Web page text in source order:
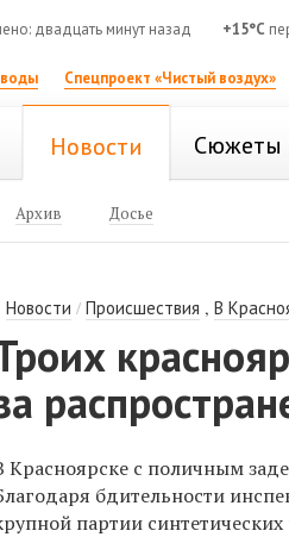
двадцать минут назад +15°C
Спецпроект «Чистый воздух»
Новости Сюжеты
Архив Досье
Новости /Происшествия ,В
Красноярске с поличным
бдительности
партии